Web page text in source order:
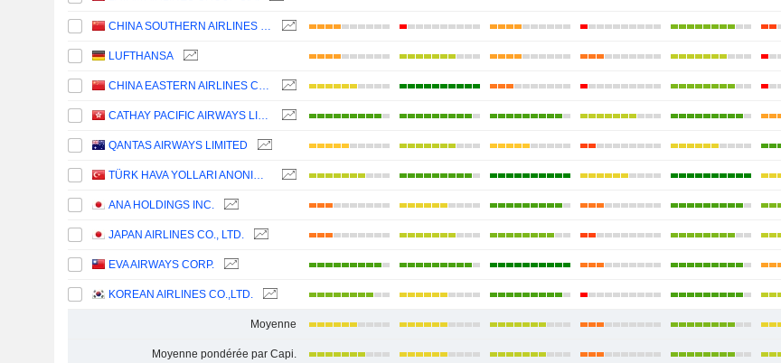
CHINA SOUTHERN AIRLINES COMPANY LIMITED
LUFTHANSA
CHINA EASTERN AIRLINES CORPORATION LIMITED
CATHAY PACIFIC AIRWAYS LIMITED
QANTAS AIRWAYS LIMITED
TÜRK HAVA YOLLARI ANONIM ORTAKLIGI
ANA HOLDINGS INC.
JAPAN AIRLINES CO., LTD.
EVA AIRWAYS CORP.
KOREAN AIRLINES CO.,LTD.
Moyenne
Moyenne pondérée par Capi.